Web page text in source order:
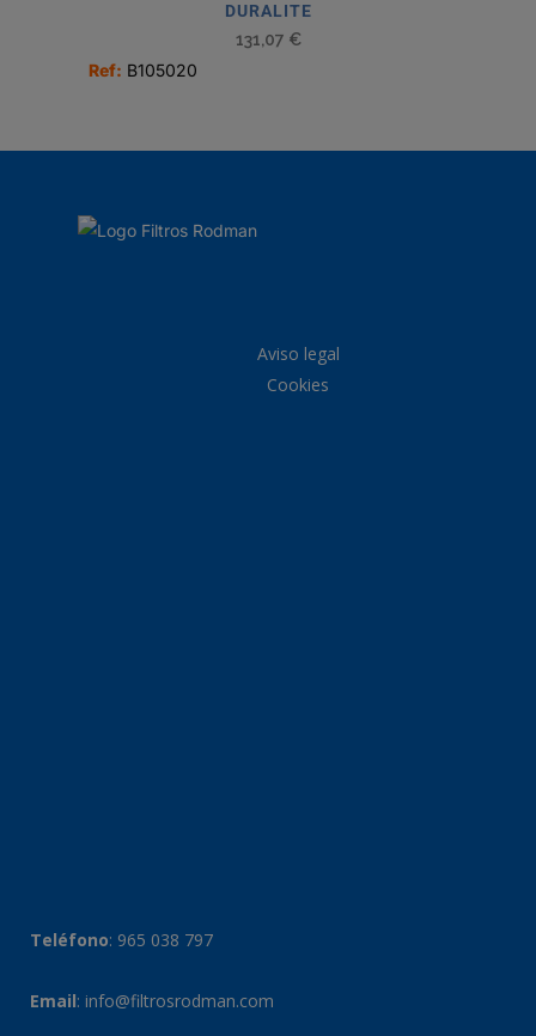
DURALITE
131,07 €
Ref: B105020
Aviso legal
Cookies
Teléfono: 965 038 797
Email: info@filtrosrodman.com